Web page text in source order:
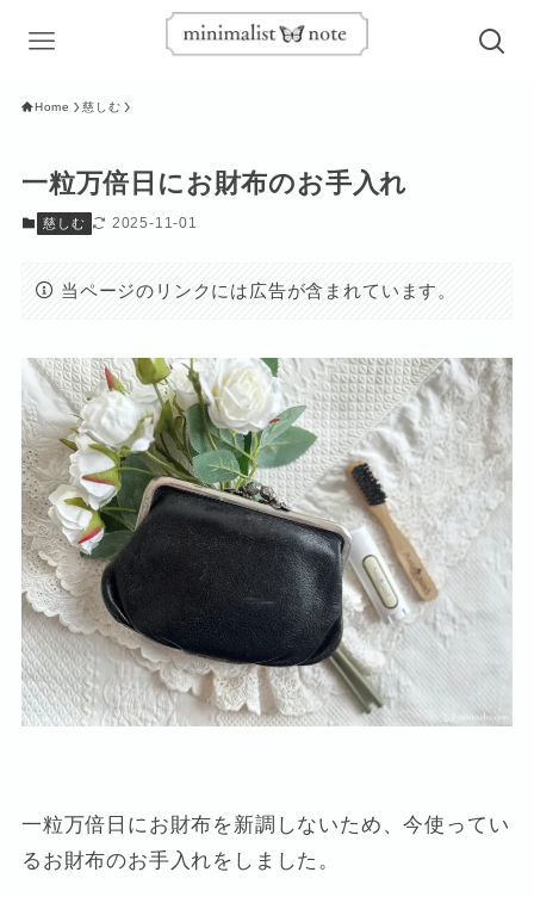
Home 慈しむ
一粒万倍日にお財布のお手入れ
慈しむ 2025-11-01
当ページのリンクには広告が含まれています。
一粒万倍日にお財布を新調しないため、今使ってい
るお財布のお手入れをしました。